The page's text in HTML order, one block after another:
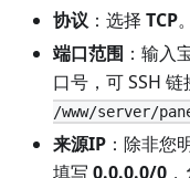
协议 ：选择 TCP。
端口范围 ：输入
口号，可 SSH
/www/server/
来源IP ：除非您
填写 0.0.0.0/0